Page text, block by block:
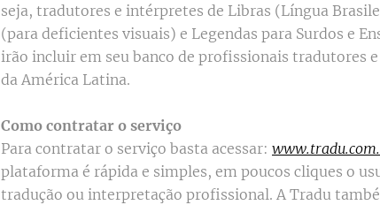
seja, tradutores e intérpretes de Libras (Língua
(para deficientes visuais) e Legendas para Surdos e
irão incluir em seu banco de profissionais tradutores
da América Latina.
Como contratar o serviço
Para contratar o serviço basta acessar:
plataforma é rápida e simples, em poucos cliques o
tradução ou interpretação profissional. A Tradu